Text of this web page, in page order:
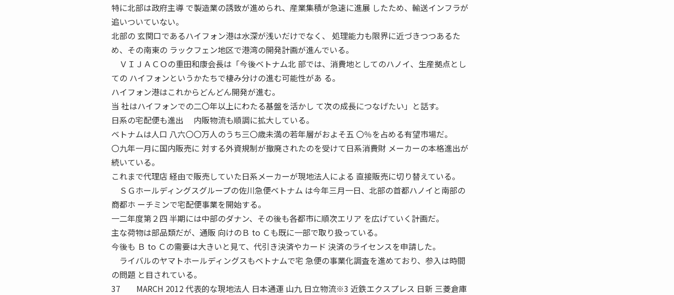
特に北部は政府主導 で製造業の誘致が進められ、産業集積が急速に進展 したため、輸送インフラが
追いついていない。
北部の 玄関口であるハイフォン港は水深が浅いだけでなく、 処理能力も限界に近づきつつあるた
め、その南東の ラックフェン地区で港湾の開発計画が進んでいる。
ＶＩＪＡＣＯの重田和康会長は「今後ベトナム北 部では、消費地としてのハノイ、生産拠点とし
ての ハイフォンというかたちで棲み分けの進む可能性があ る。
ハイフォン港はこれからどんどん開発が進む。
当 社はハイフォンでの二〇年以上にわたる基盤を活かし て次の成長につなげたい」と話す。
日系の宅配便も進出 内販物流も順調に拡大している。
ベトナムは人口 八六〇〇万人のうち三〇歳未満の若年層がおよそ五 〇％を占める有望市場だ。
〇九年一月に国内販売に 対する外資規制が撤廃されたのを受けて日系消費財 メーカーの本格進出が
続いている。
これまで代理店 経由で販売していた日系メーカーが現地法人による 直接販売に切り替えている。
ＳＧホールディングスグループの佐川急便ベトナム は今年三月一日、北部の首都ハノイと南部の
商都ホ ーチミンで宅配便事業を開始する。
一二年度第２四 半期には中部のダナン、その後も各都市に順次エリア を広げていく計画だ。
主な荷物は部品類だが、通販 向けのＢ to Ｃも既に一部で取り扱っている。
今後も Ｂ to Ｃの需要は大きいと見て、代引き決済やカード 決済のライセンスを申請した。
ライバルのヤマトホールディングスもベトナムで宅 急便の事業化調査を進めており、参入は時間
の問題 と目されている。
37 MARCH 2012 代表的な現地法人 日本通運 山九 日立物流※3 近鉄エクスプレス 日新 三菱倉庫